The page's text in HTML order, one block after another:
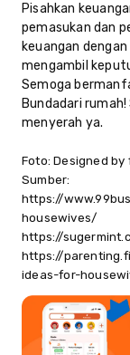
Pisahkan
pemasukan dan
keuangan
mengambil
Semoga
Bundadari
menyerah ya.
Foto: Designed by
Sumber:
https://
housewives/
https://
https://
ideas-for-